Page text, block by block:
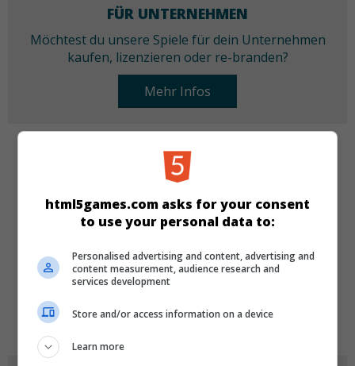
FÜR UNTERNEHMEN
Möchtest du unsere Spiele für dein Unternehmen
kaufen, lizenzieren oder re-branden?
Mehr Infos
KATEGORIEN
Mädchen
SPRACHEN
de tr en
html5games.com asks for your consent
to use your personal data to:
Personalised advertising and content, advertising and
content measurement, audience research and
services development
Store and/or access information on a device
Learn more